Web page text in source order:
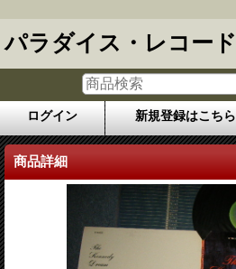
パラダイス・レコード
ログイン 新規登録はこちら
商品詳細